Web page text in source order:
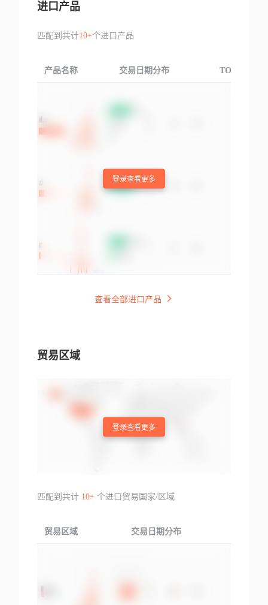
进口产品
匹配到共计10+个进口产品
产品名称 交易日期分布 TOP3交易国
登录查看更多
查看全部进口产品
贸易区域
登录查看更多
匹配到共计 10+个进口贸易国家/区域
贸易区域 交易日期分布